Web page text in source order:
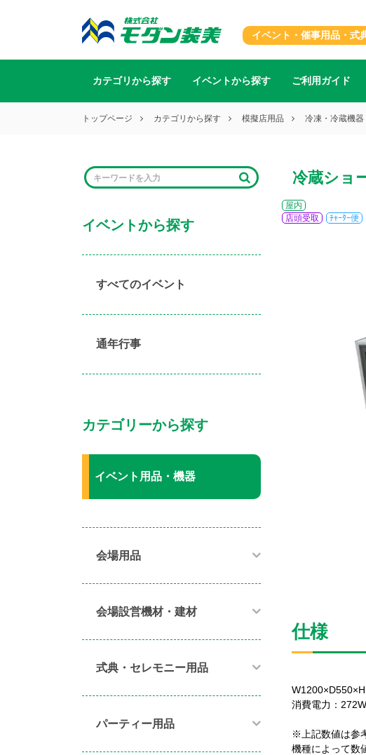
イベント・催事用品・式
カテゴリから探す イベントから探す ご利用ガイド
トップページ カテゴリから探す 模擬店用品 冷凍・冷蔵機器
イベントから探す
すべてのイベント
通年行事
カテゴリーから探す
イベント用品・機器
会場用品
会場設営機材・建材
式典・セレモニー用品
パーティー用品​
冷蔵ショ
屋内
店頭受取
ﾁｬｰﾀｰ便
仕様
消費電力：272W
※上記数値は参
機種によって数